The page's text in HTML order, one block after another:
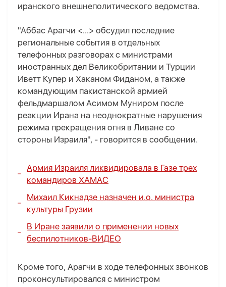
иранского внешнеполитического ведомства.
"Аббас Арагчи <...> обсудил последние
региональные события в отдельных
телефонных разговорах с министрами
иностранных дел Великобритании и Турции
Иветт Купер и Хаканом Фиданом, а также
командующим пакистанской армией
фельдмаршалом Асимом Муниром после
реакции Ирана на неоднократные нарушения
режима прекращения огня в Ливане со
стороны Израиля", - говорится в сообщении.
Армия Израиля ликвидировала в Газе трех
командиров ХАМАС
Михаил Кикнадзе назначен и.о. министра
культуры Грузии
В Иране заявили о применении новых
беспилотников-ВИДЕО
Кроме того, Арагчи в ходе телефонных звонков
проконсультировался с министром